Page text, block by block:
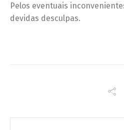
Pelos eventuais
devidas desculpas.